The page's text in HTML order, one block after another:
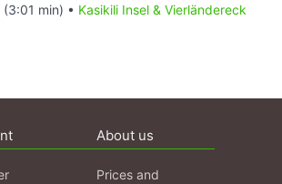
(3:01 min) • Kasikili Insel & Vierländereck
About us
Prices and